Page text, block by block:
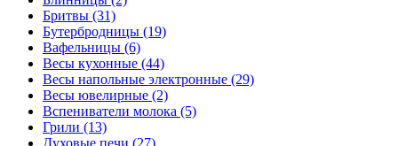
Бритвы (31)
Бутербродницы (19)
Вафельницы (6)
Весы кухонные (44)
Весы напольные электронные (29)
Весы ювелирные (2)
Вспениватели молока (5)
Грили (13)
Духовые печи (27)